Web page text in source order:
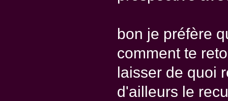
bon je préfère
comment te
laisser de quoi
d'ailleurs le